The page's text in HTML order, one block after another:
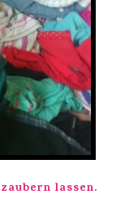
lassen.